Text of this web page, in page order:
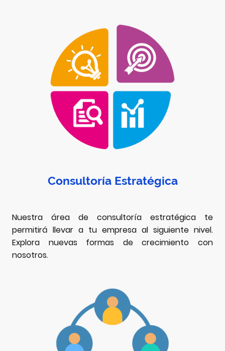
Consultoría Estratégica
Nuestra área de consultoría estratégica te
permitirá llevar a tu empresa al siguiente nivel.
Explora nuevas formas de crecimiento con
nosotros.